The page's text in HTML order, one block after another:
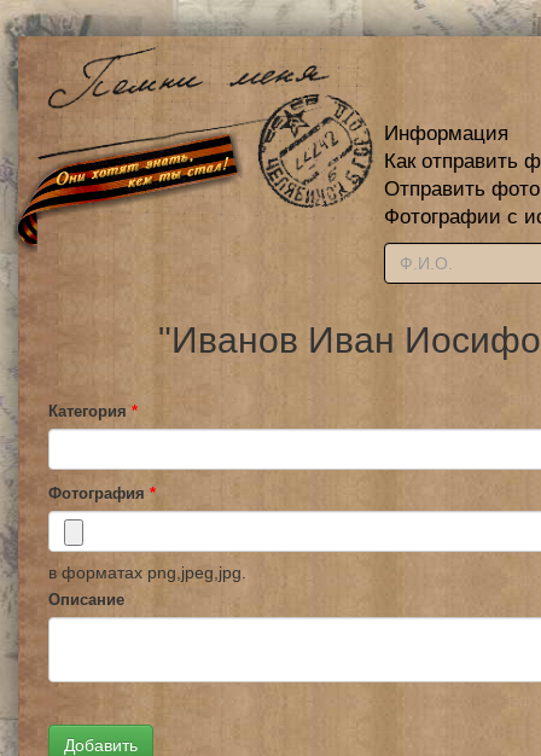
Информация
Как отправить
Отправить
Фотографии с
"Иванов Иван
Категория *
Фотография *
в форматах png,jpeg,jpg.
Описание